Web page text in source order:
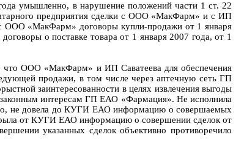
умышленно, в нарушение положений части 1 ст. 22
предприятия сделки с ООО «МакФарм» и с ИП
ООО «МакФарм» договоры купли-продажи от 1 января
о поставке товара от 1 января 2007 года, от 1
что ООО «МакФарм» и ИП Саватеева для обеспечения
продажи, в том числе через аптечную сеть ГП
заинтересованности в целях извлечения выгоды
интересам ГП ЕАО «Фармация». Не исполнила
не довела до КУГИ ЕАО информацию о совершаемых
от КУГИ ЕАО информацию о совершении сделок от
указанных сделок объективно противоречило